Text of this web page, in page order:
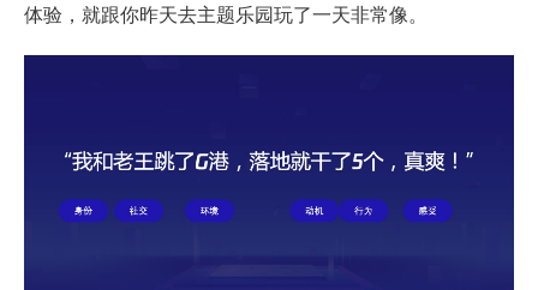
体验，就跟你昨天去主题乐园玩了一天非常像。